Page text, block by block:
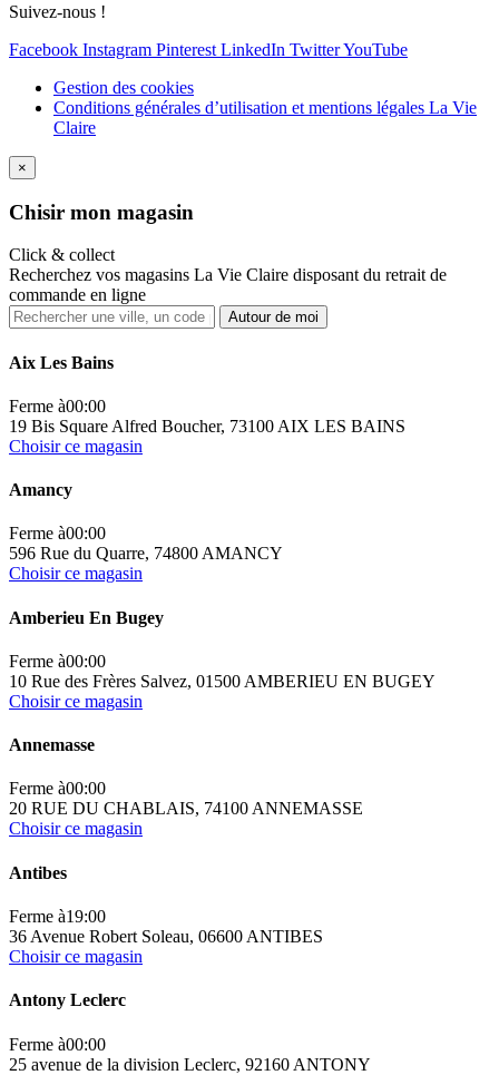
Suivez-nous !
Facebook Instagram Pinterest LinkedIn TwitterYouTube
Gestion des cookies
Conditions générales d’utilisation et mentions légales La Vie
Claire
×
Chisir mon magasin
Click & collect
Recherchez vos magasins La Vie Claire disposant du retrait de
commande en ligne
Autour de moi
Aix Les Bains
Ferme à00:00
19 Bis Square Alfred Boucher, 73100 AIX LES BAINS
Choisir ce magasin
Amancy
Ferme à00:00
596 Rue du Quarre, 74800 AMANCY
Choisir ce magasin
Amberieu En Bugey
Ferme à00:00
10 Rue des Frères Salvez, 01500 AMBERIEU EN BUGEY
Choisir ce magasin
Annemasse
Ferme à00:00
20 RUE DU CHABLAIS, 74100 ANNEMASSE
Choisir ce magasin
Antibes
Ferme à19:00
36 Avenue Robert Soleau, 06600 ANTIBES
Choisir ce magasin
Antony Leclerc
Ferme à00:00
25 avenue de la division Leclerc, 92160 ANTONY